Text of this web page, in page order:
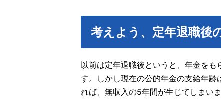
考えよう、定年退職後
以前は定年退職後というと、年金を
す。しかし現在の公的年金の支給年
れば、無収入の5年間が生じてしまいま